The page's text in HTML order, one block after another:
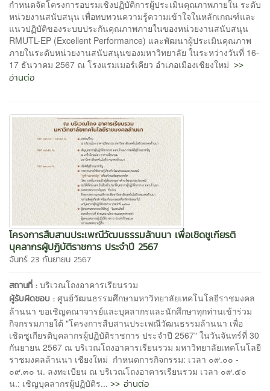
กำหนดจัดโครงการอบรมเชิงปฏิบัติการผู้ประเมินคุณภาพภายใน ระดับ
หน่วยงานสนับสนุน เพื่อทบทวนความรู้ความเข้าใจในหลักเกณฑ์และ
แนวปฏิบัติของระบบประกันคุณภาพภายในของหน่วยงานสนับสนุน
RMUTL-EP (Excellent Performance) และพัฒนาผู้ประเมินคุณภาพ
ภายในระดับหน่วยงานสนับสนุนของมหาวิทยาลัย ในระหว่างวันที่ 16-
17 ธันวาคม 2567 ณ โรงแรมเมอร์เคียว อำเภอเมืองเชียงใหม่ >>
อ่านต่อ
โครงการสืบสานประเพณีวัฒนธรรมล้านนา เพื่อเชิดชูเกียรติ
บุคลากรผู้ปฏิบัติราชการ ประจำปี 2567
จันทร์ 23 กันยายน 2567
สถานที่ : บริเวณโถงอาคารเรียนรวม
ผู้รับผิดชอบ : ศูนย์วัฒนธรรมศึกษามหาวิทยาลัยเทคโนโลยีราชมงคล
ล้านนา ขอเชิญคณาจารย์และบุคลากรและนักศึกษาทุกท่านเข้าร่วม
กิจกรรมภายใต้ "โครงการสืบสานประเพณีวัฒนธรรมล้านนา เพื่อ
เชิดชูเกียรติบุคลากรผู้ปฏิบัติราชการ ประจำปี 2567" ในวันจันทร์ที่ 30
กันยายน 2567 ณ บริเวณโถงอาคารเรียนรวม มหาวิทยาลัยเทคโนโลยี
ราชมงคลล้านนา เชียงใหม่ กำหนดการกิจกรรม: เวลา ๐๙.๐๐ -
๐๙.๓๐ น. ลงทะเบียน ณ บริเวณโถงอาคารเรียนรวม เวลา ๐๙.๕๐
น.: เชิญบุคลากรผู้ปฏิบัติร... >> อ่านต่อ